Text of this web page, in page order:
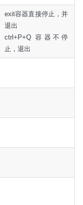
exit容器直接停止，并
退出
ctrl+P+Q 容器不停
止，退出